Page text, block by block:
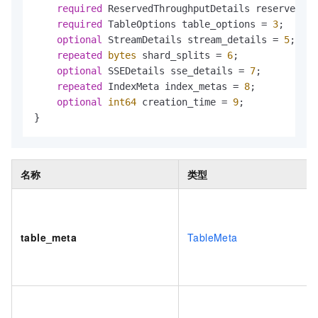
required
ReservedThroughputDetails
required
TableOptions table_options = 3;
optional StreamDetails stream_details = 5;
repeated
bytes shard_splits = 6;
optional SSEDetails sse_details = 7;
repeated
IndexMeta index_metas = 8;
optional
int64 creation_time = 9;
}
名称 类型
table_meta TableMeta